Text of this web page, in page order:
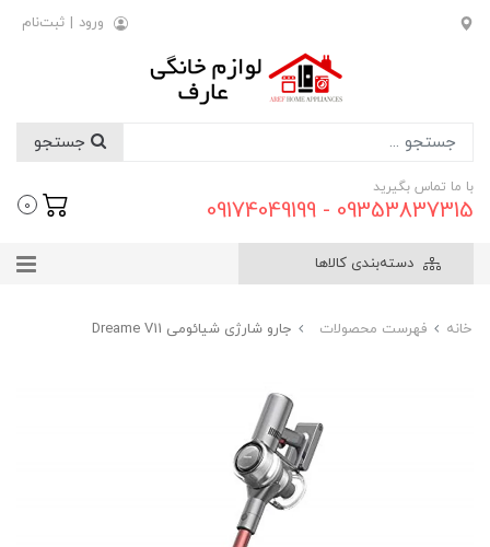
ورود | ثبت‌نام
با ما تماس بگیرید
09353837315 - 09174049199
0
دسته‌بندی کالاها
خانه فهرست محصولات جارو شارژی شیائومی Dreame V11